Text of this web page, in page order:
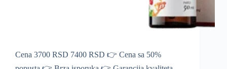
Cena 3700 RSD 7400 RSD 👉 Cena sa 50%